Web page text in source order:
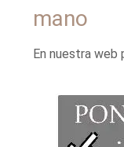
mano
En nuestra web